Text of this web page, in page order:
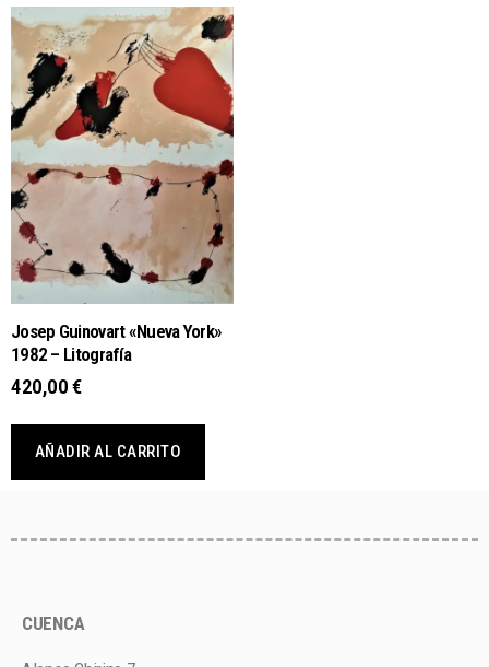
Josep Guinovart «Nueva York»
1982 – Litografía
420,00€
AÑADIR AL CARRITO
CUENCA